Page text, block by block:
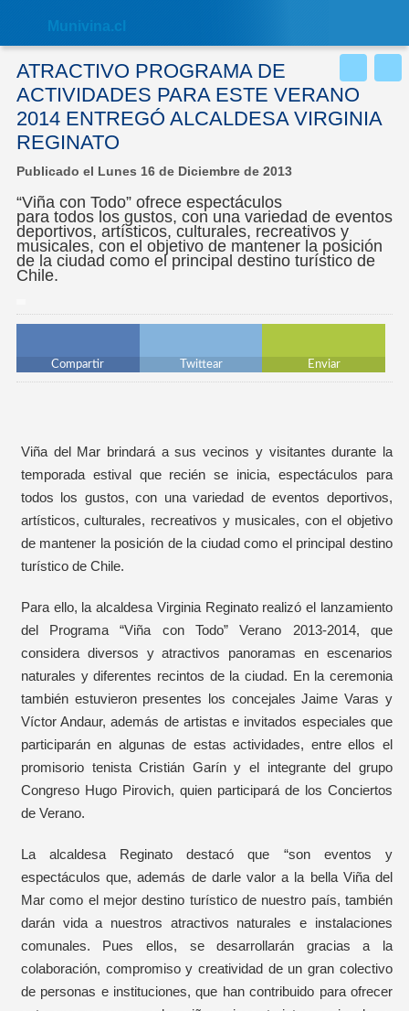
web
incluye
sistema
accesibilidad.
Munivina.cl
ATRACTIVO PROGRAMA DE
ACTIVIDADES PARA ESTE VERANO
2014 ENTREGÓ ALCALDESA VIRGINIA
REGINATO
Publicado el Lunes 16 de Diciembre de 2013
“Viña con Todo” ofrece espectáculos
para todos los gustos, con una variedad de eventos
deportivos, artísticos, culturales, recreativos y
musicales, con el objetivo de mantener la posición
de la ciudad como el principal destino turístico de
Chile.
Compartir Twittear Enviar
Viña del Mar brindará a sus vecinos y visitantes durante la
temporada estival que recién se inicia, espectáculos para
todos los gustos, con una variedad de eventos deportivos,
artísticos, culturales, recreativos y musicales, con el objetivo
de mantener la posición de la ciudad como el principal destino
turístico de Chile.
Para ello, la alcaldesa Virginia Reginato realizó el lanzamiento
del Programa “Viña con Todo” Verano 2013-2014, que
considera diversos y atractivos panoramas en escenarios
naturales y diferentes recintos de la ciudad. En la ceremonia
también estuvieron presentes los concejales Jaime Varas y
Víctor Andaur, además de artistas e invitados especiales que
participarán en algunas de estas actividades, entre ellos el
promisorio tenista Cristián Garín y el integrante del grupo
Congreso Hugo Pirovich, quien participará de los Conciertos
de Verano.
La alcaldesa Reginato destacó que “son eventos y
espectáculos que, además de darle valor a la bella Viña del
Mar como el mejor destino turístico de nuestro país, también
darán vida a nuestros atractivos naturales e instalaciones
comunales. Pues ellos, se desarrollarán gracias a la
colaboración, compromiso y creatividad de un gran colectivo
de personas e instituciones, que han contribuido para ofrecer